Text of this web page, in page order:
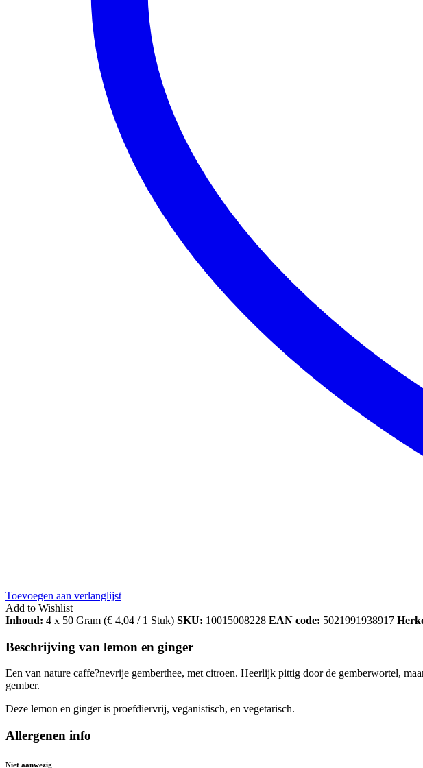
Toevoegen aan verlanglijst
Add to Wishlist
Inhoud: 4 x 50 Gram (€ 4,04 / 1 Stuk) SKU: 10015008228 EAN code: 5021991938917
Beschrijving van lemon en ginger
Een van nature caffe?nevrije gemberthee, met citroen. Heerlijk pittig door de gemberwortel,
gember.
Deze lemon en ginger is proefdiervrij, veganistisch, en vegetarisch.
Allergenen info
Niet aanwezig